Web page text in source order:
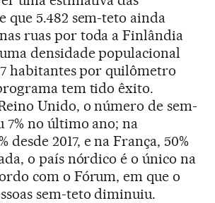
que 5.482 sem-teto ainda
ruas por toda a Finlândia
densidade populacional
habitantes por quilômetro
tem tido êxito.
Unido, o número de sem-
7% no último ano; na
desde 2017, e na França, 50%
o país nórdico é o único na
com o Fórum, em que o
sem-teto diminuiu.